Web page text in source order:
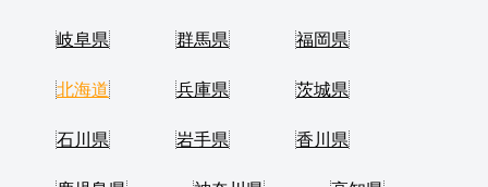
岐阜県 群馬県 福岡県
北海道 兵庫県 茨城県
石川県 岩手県 香川県